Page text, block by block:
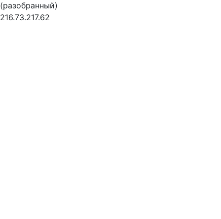
(разобранный)
216.73.217.62